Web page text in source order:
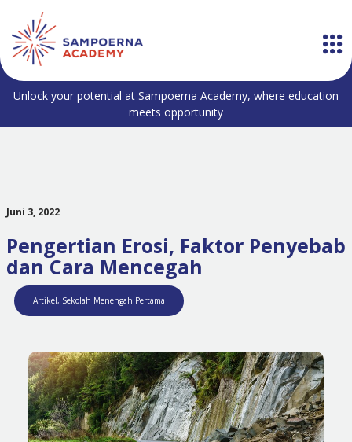
Unlock your potential at Sampoerna Academy, where education
meets opportunity
Juni 3, 2022
Pengertian Erosi, Faktor Penyebab
dan Cara Mencegah
Artikel, Sekolah Menengah Pertama